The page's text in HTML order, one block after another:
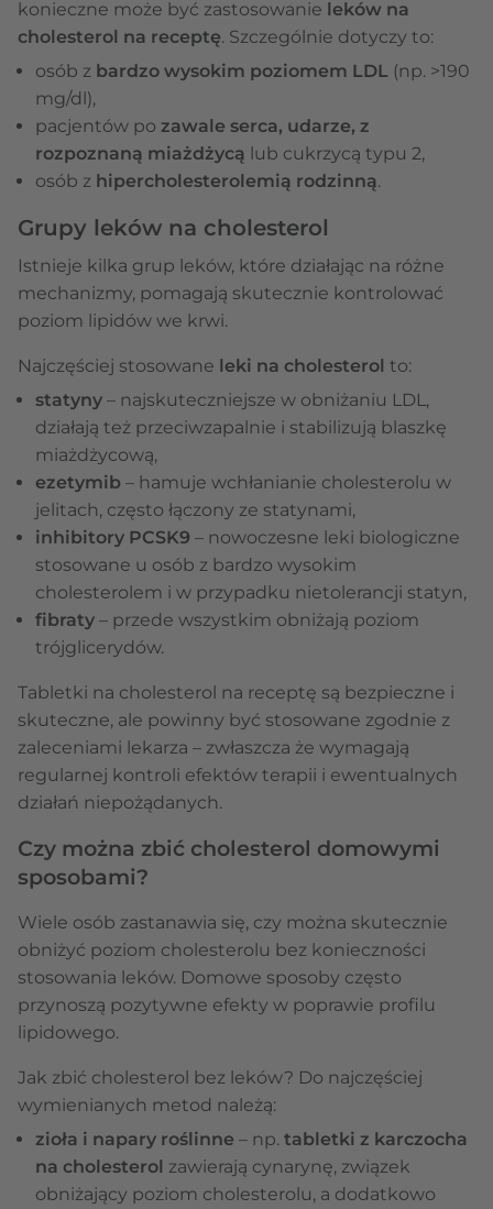
konieczne może być zastosowanie leków na
cholesterol na receptę. Szczególnie dotyczy to:
osób z bardzo wysokim poziomem LDL (np. >190
mg/dl),
pacjentów po zawale serca, udarze, z
rozpoznaną miażdżycą lub cukrzycą typu 2,
osób z hipercholesterolemią rodzinną.
Grupy leków na cholesterol
Istnieje kilka grup leków, które działając na różne
mechanizmy, pomagają skutecznie kontrolować
poziom lipidów we krwi.
Najczęściej stosowane leki na cholesterol to:
statyny – najskuteczniejsze w obniżaniu LDL,
działają też przeciwzapalnie i stabilizują blaszkę
miażdżycową,
ezetymib – hamuje wchłanianie cholesterolu w
jelitach, często łączony ze statynami,
inhibitory PCSK9 – nowoczesne leki biologiczne
stosowane u osób z bardzo wysokim
cholesterolem i w przypadku nietolerancji statyn,
fibraty – przede wszystkim obniżają poziom
trójglicerydów.
Tabletki na cholesterol na receptę są bezpieczne i
skuteczne, ale powinny być stosowane zgodnie z
zaleceniami lekarza – zwłaszcza że wymagają
regularnej kontroli efektów terapii i ewentualnych
działań niepożądanych.
Czy można zbić cholesterol domowymi
sposobami?
Wiele osób zastanawia się, czy można skutecznie
obniżyć poziom cholesterolu bez konieczności
stosowania leków. Domowe sposoby często
przynoszą pozytywne efekty w poprawie profilu
lipidowego.
Jak zbić cholesterol bez leków? Do najczęściej
wymienianych metod należą:
zioła i napary roślinne – np. tabletki z karczocha
na cholesterol zawierają cynarynę, związek
obniżający poziom cholesterolu, a dodatkowo